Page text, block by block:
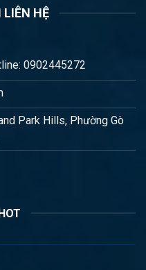
HỆ
0902445272
Park Hills, Phường Gò